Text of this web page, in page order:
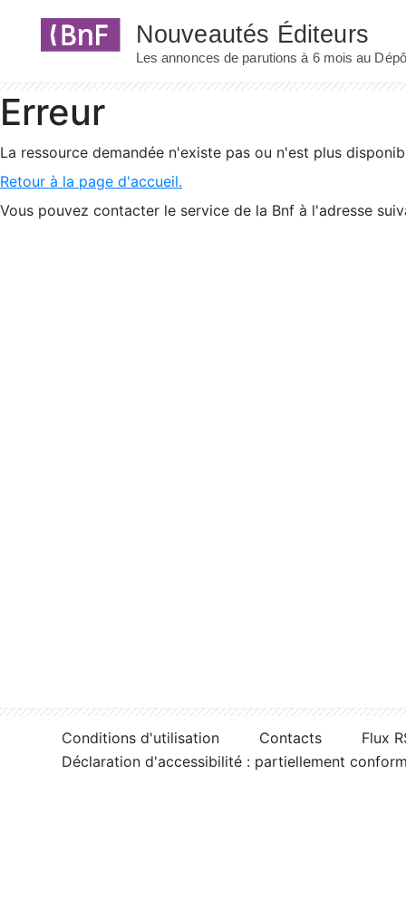
Erreur
La ressource demandée n'existe pas ou n'est plus
Retour à la page d'accueil.
Vous pouvez contacter le service de la Bnf à l'adresse
Conditions d'utilisation Contacts
Flux
Déclaration d'accessibilité : partiellement